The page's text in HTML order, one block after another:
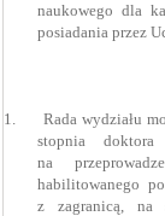
naukowego dla
posiadania przez
1.
Rada wydziału
stopnia
na
habilitowanego
z zagranicą, na